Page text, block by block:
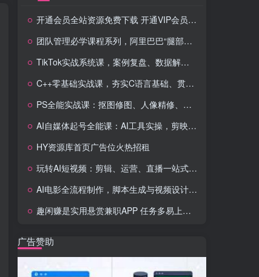
开通会员全站资源免费下载 开通VIP会员 HY资源库
团队管理必学课程系列，阿里巴巴“腿部三板斧”
TikTok实战系统课，案例复盘、数据解析、运营执行，从0到1构建千万级电商体系（更新）
C++零基础实战课，夯实C语言基础、贯穿游戏项目、掌握开发思维，学成可挑战月薪15K+岗位
PS全能实战课：抠图修图、人像精修、电商美工，0基础变身设计达人
AI自媒体起号全能课：AI工具实操，剪映技巧，多平台带货，0基础快速变现
HY资源库首页广告位火热招租
玩转AI短视频：剪辑、运营、直播一站式教学，轻松打造流量神话
AI电影全流程制作，脚本生成与视频设计，配音配乐一体化解决方案
趣闲赚是实用悬赏兼职APP 任务多易上手 能提现还可邀友分成
广告赞助